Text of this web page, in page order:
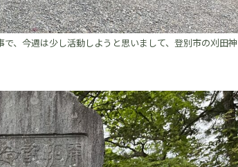
、今週は少し活動しようと思いまして、登別市の刈田神